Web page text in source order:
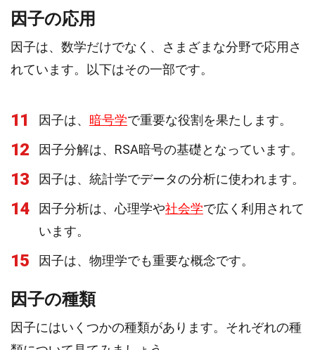
因子の応用
因子は、数学だけでなく、さまざまな分野で応用さ
れています。以下はその一部です。
11 因子は、 暗号学で重要な役割を果たします。
12 因子分解は、RSA暗号の基礎となっています。
13 因子は、統計学でデータの分析に使われます。
14 因子分析は、心理学や社会学で広く利用されて
います。
15 因子は、物理学でも重要な概念です。
因子の種類
因子にはいくつかの種類があります。それぞれの種